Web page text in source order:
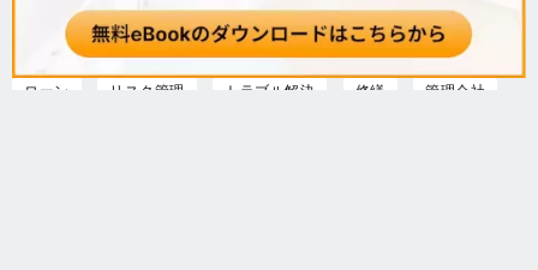
マンション経営 物件紹介 証券 FX 投資信託
年金 保険 確定申告 働き方 暮らし
ローン リスク管理 トラブル解決 修繕 管理会社